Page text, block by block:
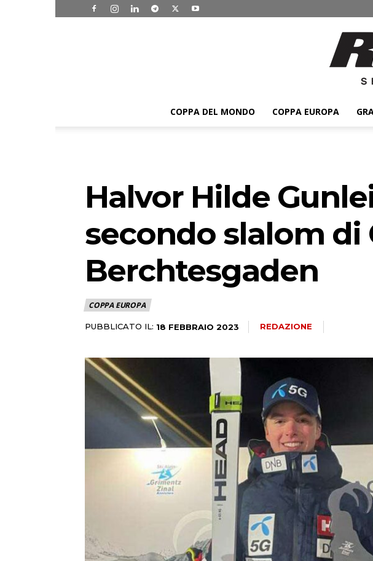
COPPA DEL MONDO COPPA EUROPA
Halvor Hilde
secondo slalom di
Berchtesgaden
COPPA EUROPA
PUBBLICATO IL: 18 FEBBRAIO 2023 REDAZIONE